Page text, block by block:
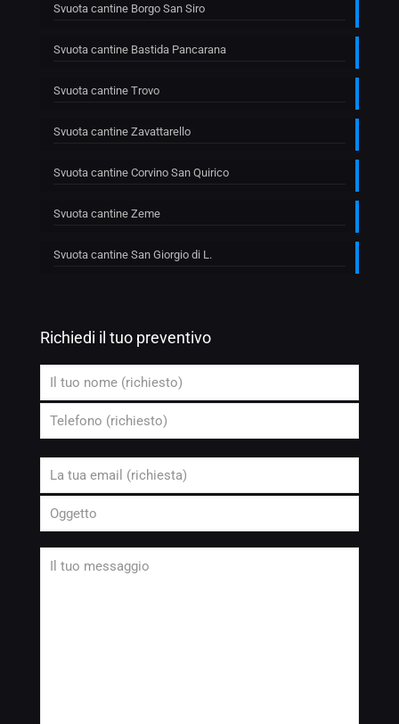
Svuota cantine Borgo San Siro
Svuota cantine Bastida Pancarana
Svuota cantine Trovo
Svuota cantine Zavattarello
Svuota cantine Corvino San Quirico
Svuota cantine Zeme
Svuota cantine San Giorgio di L.
Richiedi il tuo preventivo